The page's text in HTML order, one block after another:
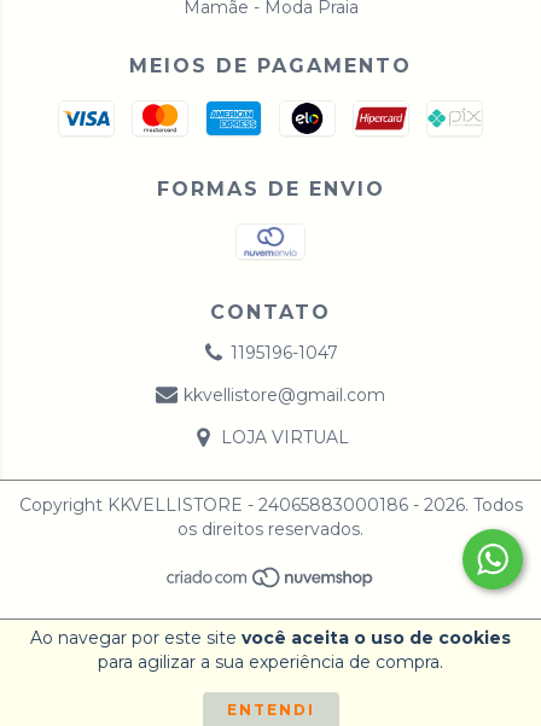
Ao navegar por este site você aceita o uso de cookies
para agilizar a sua experiência de compra.
ENTENDI
Mamãe - Moda Praia
MEIOS DE PAGAMENTO
FORMAS DE ENVIO
CONTATO
1195196-1047
kkvellistore@gmail.com
LOJA VIRTUAL
Copyright KKVELLISTORE - 24065883000186 - 2026. Todos
os direitos reservados.